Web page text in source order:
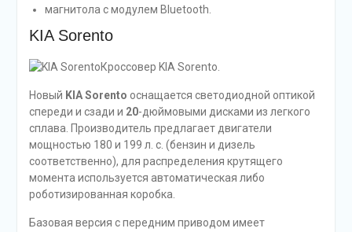
магнитола с модулем Bluetooth.
KIA Sorento
Кроссовер KIA Sorento.
Новый KIA Sorento оснащается светодиодной оптикой
спереди и сзади и 20-дюймовыми дисками из легкого
сплава. Производитель предлагает двигатели
мощностью 180 и 199 л. с. (бензин и дизель
соответственно), для распределения крутящего
момента используется автоматическая либо
роботизированная коробка.
Базовая версия с передним приводом имеет